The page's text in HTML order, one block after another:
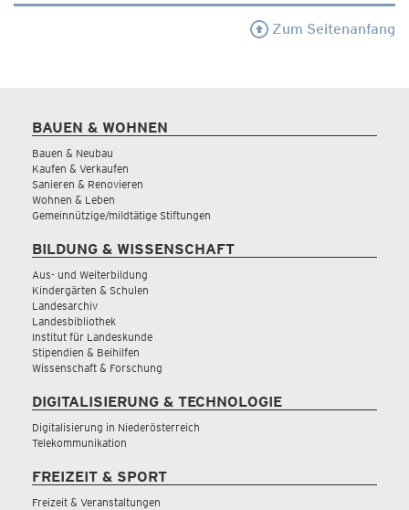
Zum Seitenanfang
BAUEN & WOHNEN
Bauen & Neubau
Kaufen & Verkaufen
Sanieren & Renovieren
Wohnen & Leben
Gemeinnützige/mildtätige Stiftungen
BILDUNG & WISSENSCHAFT
Aus- und Weiterbildung
Kindergärten & Schulen
Landesarchiv
Landesbibliothek
Institut für Landeskunde
Stipendien & Beihilfen
Wissenschaft & Forschung
DIGITALISIERUNG & TECHNOLOGIE
Digitalisierung in Niederösterreich
Telekommunikation
FREIZEIT & SPORT
Freizeit & Veranstaltungen